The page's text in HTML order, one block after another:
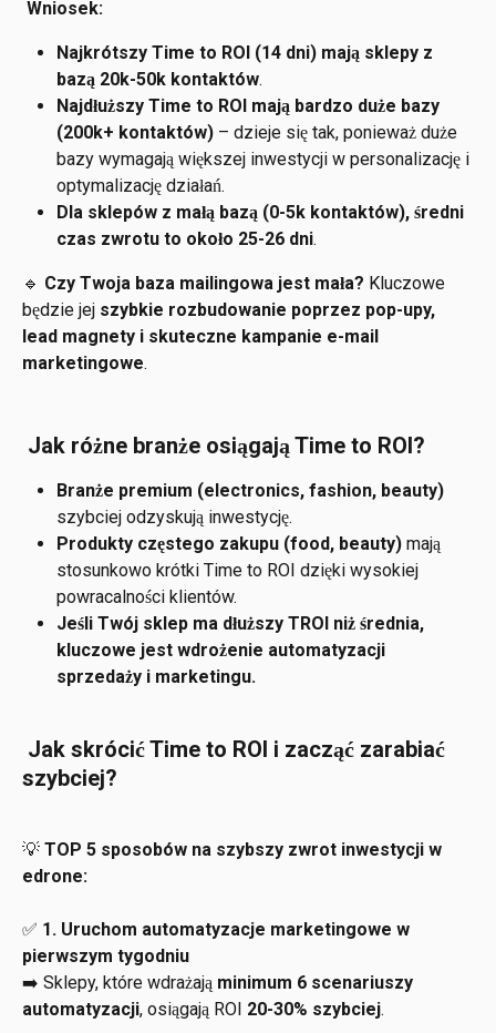
Wniosek:
Najkrótszy Time to ROI (14 dni) mają sklepy z
bazą 20k-50k kontaktów.
Najdłuższy Time to ROI mają bardzo duże bazy
(200k+ kontaktów) – dzieje się tak, ponieważ duże
bazy wymagają większej inwestycji w personalizację i
optymalizację działań.
Dla sklepów z małą bazą (0-5k kontaktów), średni
czas zwrotu to około 25-26 dni.
🔹 Czy Twoja baza mailingowa jest mała? Kluczowe
będzie jej szybkie rozbudowanie poprzez pop-upy,
lead magnety i skuteczne kampanie e-mail
marketingowe.
Jak różne branże osiągają Time to ROI?
Branże premium (electronics, fashion, beauty)
szybciej odzyskują inwestycję.
Produkty częstego zakupu (food, beauty) mają
stosunkowo krótki Time to ROI dzięki wysokiej
powracalności klientów.
Jeśli Twój sklep ma dłuższy TROI niż średnia,
kluczowe jest wdrożenie automatyzacji
sprzedaży i marketingu.
szybciej?
💡 TOP 5 sposobów na szybszy zwrot inwestycji w
edrone:
✅ 1. Uruchom automatyzacje marketingowe w
pierwszym tygodniu
➡️ Sklepy, które wdrażają minimum 6 scenariuszy
automatyzacji, osiągają ROI 20-30% szybciej.